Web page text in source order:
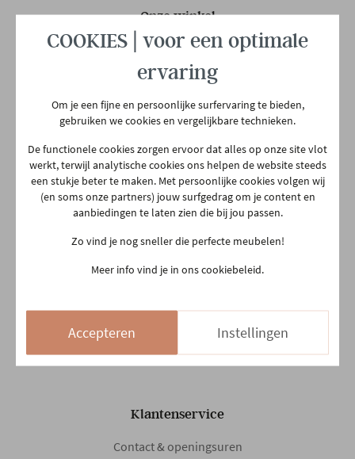
Onze winkel
Aarschotsesteenweg 151
2500 Lier
03 480 42 26
info@gerowonen.be
Di
10:00 - 18:30
10:00 - 18:30
Do
Gesloten
Vr
10:00 - 18:30
Za
10:00 - 18:00
14/08 en 15/08 Gesloten
Klantenservice
Contact & openingsuren
COOKIES | voor een optimale
ervaring
Om je een fijne en persoonlijke surfervaring te bieden,
gebruiken we cookies en vergelijkbare technieken.
De functionele cookies zorgen ervoor dat alles op onze site vlot
werkt, terwijl analytische cookies ons helpen de website steeds
een stukje beter te maken. Met persoonlijke cookies volgen wij
(en soms onze partners) jouw surfgedrag om je content en
aanbiedingen te laten zien die bij jou passen.
Zo vind je nog sneller die perfecte meubelen!
Meer info vind je in ons cookiebeleid.
Accepteren Instellingen